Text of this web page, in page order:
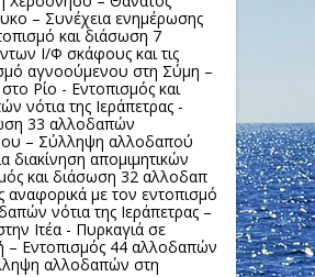
– Συνέχεια ενημέρωσης
και διάσωση 7
Ι/Φ σκάφους και τις
αγνοούμενου στη Σύμη –
Ρίο - Εντοπισμός και
νότια της Ιεράπετρας -
33 αλλοδαπών
– Σύλληψη αλλοδαπού
απομιμητικών
και διάσωση 32 αλλοδαπ
αναφορικά με τον εντοπισμό
νότια της Ιεράπετρας –
Ιτέα - Πυρκαγιά σε
– Εντοπισμός 44 αλλοδαπών
αλλοδαπών στη